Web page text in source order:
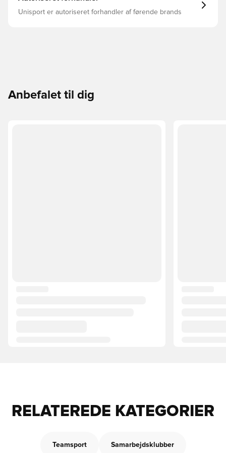
Unisport er autoriseret forhandler af førende brands
Anbefalet til dig
RELATEREDE KATEGORIER
Teamsport Samarbejdsklubber